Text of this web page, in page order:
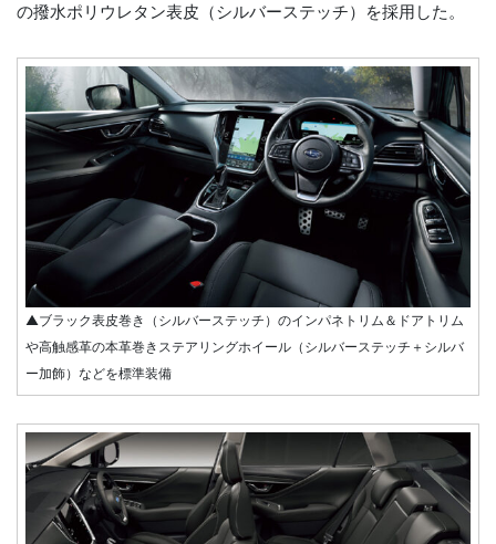
の撥水ポリウレタン表皮（シルバーステッチ）を採用した。
▲ブラック表皮巻き（シルバーステッチ）のインパネトリム＆ドアトリム
や高触感革の本革巻きステアリングホイール（シルバーステッチ＋シルバ
ー加飾）などを標準装備